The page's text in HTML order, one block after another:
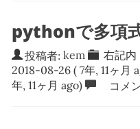
pythonで多項
投稿者: kem 右記内
2018-08-26 ( 7年, 11ヶ月
年, 11ヶ月 ago)
コメ